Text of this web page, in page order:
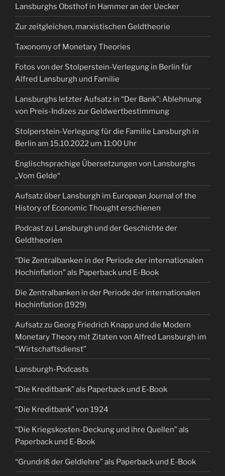
Lansburghs Obsthof in Hammer an der Uecker
Zur zeitgleichen, marxistischen Geldtheorie
Taxonomy of Monetary Theories
Fotos von der Stolperstein-Verlegung in Berlin für
Alfred Lansburgh und Familie
Lansburghs letzter Aufsatz in “Der Bank”: Ablehnung
von Preis-Indizes zur Geldwertbestimmung
Stolperstein-Verlegung für die Familie Lansburgh in
Berlin am 15.10.2022 um 11:00 Uhr
Englischsprachige Übersetzungen von Lansburghs
„Vom Gelde“
Aufsatz über Lansburgh im European Journal of the
History of Economic Thought erschienen
Podcast zu Lansburgh und der Geschichte der
Geldtheorien
“Die Zentralbanken in der Periode der internationalen
Hochinflation” als Paperback und E-Book
Die Zentralbanken in der Periode der internationalen
Hochinflation (1929)
Aufsatz zu Georg Friedrich Knapp und die Modern
Monetary Theory mit Zitaten von Alfred Lansburgh im
“Wirtschaftsdienst”
Lansburgh-Podcasts
“Die Kreditbank” als Paperback und E-Book
“Die Kreditbank” von 1924
“Die Kriegskosten-Deckung und ihre Quellen” als
Paperback und E-Book
“Grundriß der Geldlehre” als Paperback und E-Book